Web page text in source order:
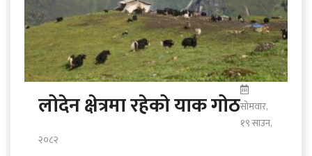
लोदेन क्षेत्रमा रहेको याक गोठसोमवार,
१९ साउन,
२०८२